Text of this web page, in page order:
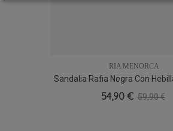
RIA MENORCA
Sandalia Rafia Negra Con
Menorca 40366,
54,90 € 59,90 €